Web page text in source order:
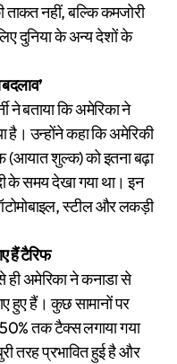
ताकत नहीं, बल्कि कमजोरी
दुनिया के अन्य देशों के
ने बताया कि अमेरिका ने
है। उन्होंने कहा कि अमेरिकी
(आयात शुल्क) को इतना बढ़ा
के समय देखा गया था। इन
स्टील और लकड़ी
हैं टैरिफ
अमेरिका ने कनाडा से
हुए हैं। कुछ सामानों पर
तक टैक्स लगाया गया
तरह प्रभावित हुई है और